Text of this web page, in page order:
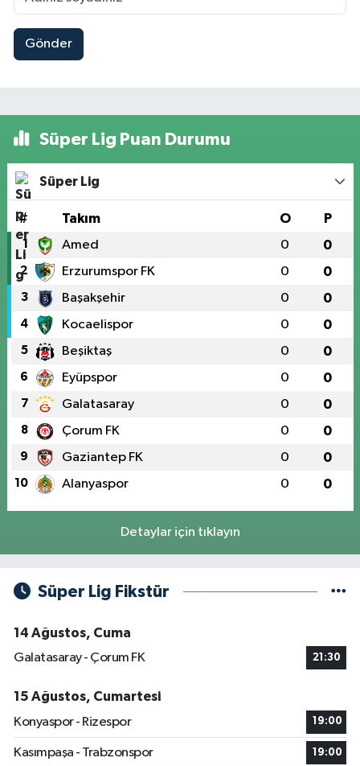
Gönder
Süper Lig Puan Durumu
Süper Lig
# Takım O P
1 Amed 0 0
2 Erzurumspor FK 0 0
3 Başakşehir 0 0
4 Kocaelispor 0 0
5 Beşiktaş 0 0
6 Eyüpspor 0 0
7 Galatasaray 0 0
8 Çorum FK 0 0
9 Gaziantep FK 0 0
10 Alanyaspor 0 0
Detaylar için tıklayın
Süper Lig Fikstür
14 Ağustos, Cuma
Galatasaray - Çorum FK
21:30
15 Ağustos, Cumartesi
Konyaspor - Rizespor
19:00
Kasımpaşa - Trabzonspor 19:00